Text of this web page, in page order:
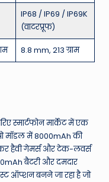
IP68 / IP69 / IP69K
(वाटरप्रूफ)
8.8 mm, 213 ग्राम
स्मार्टफोन मार्केट में एक
मॉडल में 8000mAh की
हैवी गेमर्स और टेक-लवर्स
बैटरी और दमदार
ऑप्शन बनने जा रहा है जो